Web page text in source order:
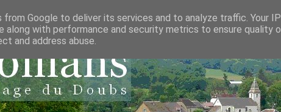
Google to deliver its services and to analyze traffic. Your
along with performance and security metrics to ensure quality
and address abuse.